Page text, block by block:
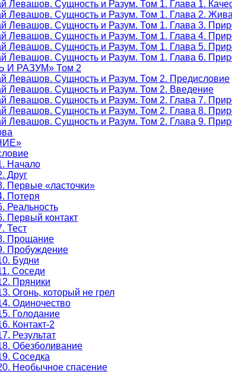
Левашов. Сущность и Разум. Том 1. Глава 1.
Левашов. Сущность и Разум. Том 1. Глава 2.
Левашов. Сущность и Разум. Том 1. Глава 3.
Левашов. Сущность и Разум. Том 1. Глава 4.
Левашов. Сущность и Разум. Том 1. Глава 5.
Левашов. Сущность и Разум. Том 1. Глава 6.
И РАЗУМ» Том 2
Левашов. Сущность и Разум. Том 2. Предисловие
Левашов. Сущность и Разум. Том 2. Введение
Левашов. Сущность и Разум. Том 2. Глава 7.
Левашов. Сущность и Разум. Том 2. Глава 8.
Левашов. Сущность и Разум. Том 2. Глава 9.
Начало
Друг
Первые «ласточки»
Потеря
Реальность
Первый контакт
Тест
Прощание
Пробуждение
Будни
Соседи
Пряники
Огонь, который не грел
Одиночество
Голодание
Контакт-2
Результат
Обезболивание
Соседка
Необычное спасение